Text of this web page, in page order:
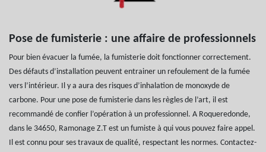
Pose de fumisterie : une affaire de professionnels
Pour bien évacuer la fumée, la fumisterie doit fonctionner correctement.
Des défauts d’installation peuvent entrainer un refoulement de la fumée
vers l’intérieur. Il y a aura des risques d’inhalation de monoxyde de
carbone. Pour une pose de fumisterie dans les règles de l’art, il est
recommandé de confier l’opération à un professionnel. A Roqueredonde,
dans le 34650, Ramonage Z.T est un fumiste à qui vous pouvez faire appel.
Il est connu pour ses travaux de qualité, respectant les normes. Contactez-